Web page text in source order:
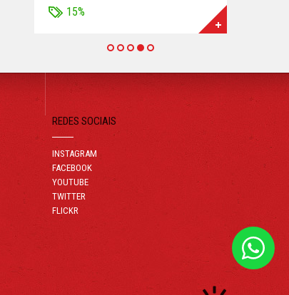
15%
REDES SOCIAIS
INSTAGRAM
FACEBOOK
YOUTUBE
TWITTER
FLICKR